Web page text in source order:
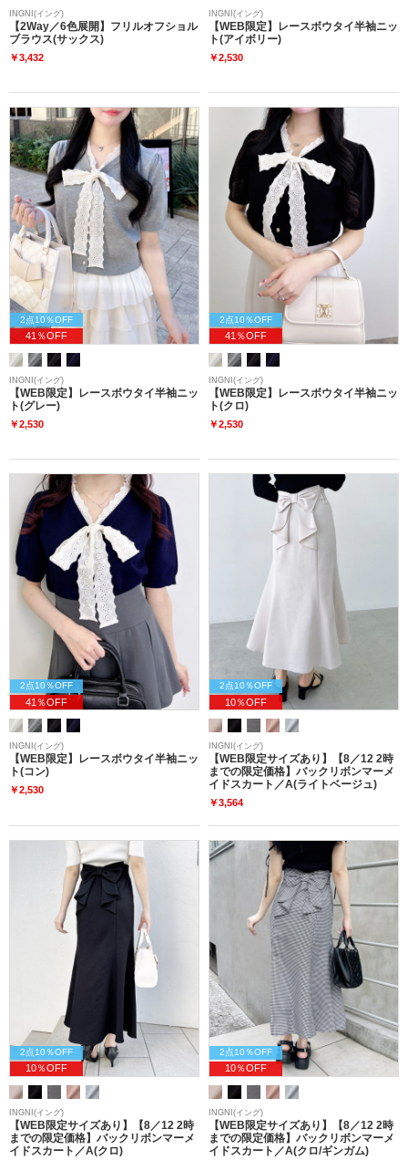
INGNI(イング)
【2Way／6色展開】フリルオフショル
ブラウス(サックス)
￥3,432
INGNI(イング)
【WEB限定】レースボウタイ半袖ニッ
ト(アイボリー)
￥2,530
2点10％OFF
41％OFF
INGNI(イング)
【WEB限定】レースボウタイ半袖ニッ
ト(グレー)
￥2,530
2点10％OFF
41％OFF
INGNI(イング)
【WEB限定】レースボウタイ半袖ニッ
ト(クロ)
￥2,530
2点10％OFF
41％OFF
INGNI(イング)
【WEB限定】レースボウタイ半袖ニッ
ト(コン)
￥2,530
2点10％OFF
10％OFF
INGNI(イング)
【WEB限定サイズあり】【8／12 2時
までの限定価格】バックリボンマーメ
イドスカート／A(ライトベージュ)
￥3,564
2点10％OFF
10％OFF
INGNI(イング)
【WEB限定サイズあり】【8／12 2時
までの限定価格】バックリボンマーメ
イドスカート／A(クロ)
2点10％OFF
10％OFF
INGNI(イング)
【WEB限定サイズあり】【8／12 2時
までの限定価格】バックリボンマーメ
イドスカート／A(クロ/ギンガム)